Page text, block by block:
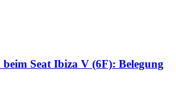
beim Seat Ibiza V (6F): Belegung